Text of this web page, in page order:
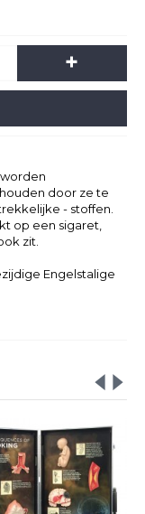
+
door ze te
- stoffen.
op een sigaret,
zit.
Engelstalige